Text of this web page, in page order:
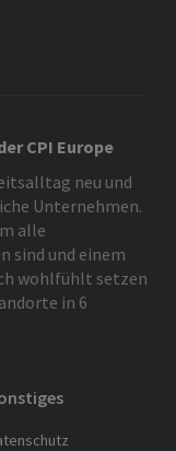
CPI Europe
neu und
Unternehmen.
alle
sind und einem
wohlfühlt setzen
in 6